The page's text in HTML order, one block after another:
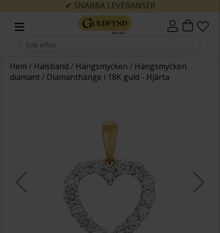
✔ SNABBA LEVERANSER
Hem / Halsband / Hängsmycken / Hängsmycken
diamant/ Diamanthänge i 18K guld - Hjärta